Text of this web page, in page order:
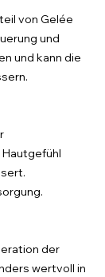
von Gelée
und
und kann die
der
wertvoll in